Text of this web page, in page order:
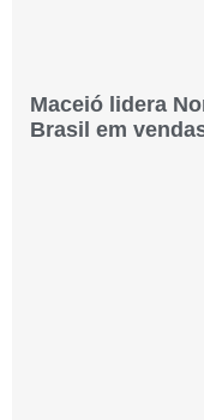
Maceió lidera
Brasil em